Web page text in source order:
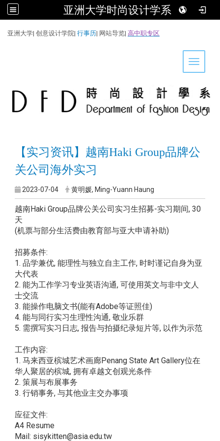
亚洲大学时尚设计学系
亚洲大学| 创意设计学院| 行事历| 网站导览| 高中职专区
Toggle
【实习资讯】越南Haki Group品牌公
关公司海外实习
2023-07-04 黄明媛, Ming-Yuann Haung
越南Haki Group品牌公关公司实习生招募-实习期间, 30
天
(机票与部分生活费由教育部与亚大申请补助)
招募条件:
1. 品学兼优, 能理性与独立自主工作, 时时谨记自身为亚
大代表
2. 能为工作学习专业英语沟通, 可使用英文与非中文人
士交流
3. 能操作电脑文书(能有Adobe等证照佳)
4. 能与同行实习生理性沟通, 敬业乐群
5. 需撰写实习日志, 报告与拍摄纪录短片等, 以作为示范
工作内容:
1. 马来西亚槟城艺术画廊Penang State Art Gallery位在
华人聚居的槟城, 拥有卓越文创观光条件
2. 策展与布展事务
3. 行销事务, 与其他业主交办事项
应征文件:
A4 Resume
Mail: sisykitten@asia.edu.tw